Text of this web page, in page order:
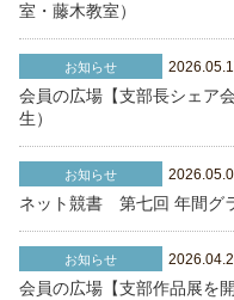
室・藤木教室）
お知らせ
会員の広場【支部長シェア
生）
お知らせ
ネット競書 第七回 年間グ
お知らせ
会員の広場【支部作品展を